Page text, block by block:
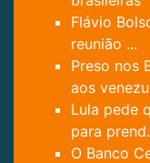
Flávio
reunião ...
Preso nos
aos
Lula pede
para
O Banco